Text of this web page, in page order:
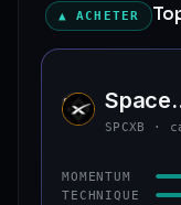
▲ ACHETER
SPCX
SPCXB ·
MOMENTUM
TECHNIQUE